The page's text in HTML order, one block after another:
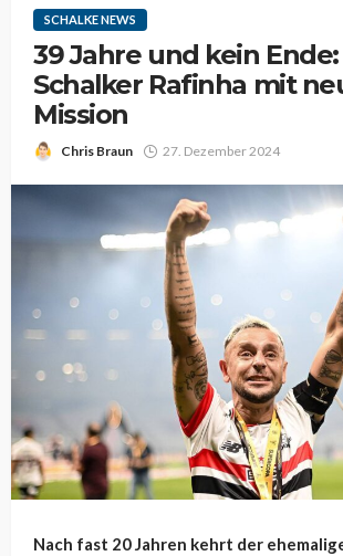
SCHALKE NEWS
39 Jahre und kein Ende:
Schalker Rafinha mit
Mission
Chris Braun 27. Dezember 2024
Nach fast 20 Jahren kehrt der